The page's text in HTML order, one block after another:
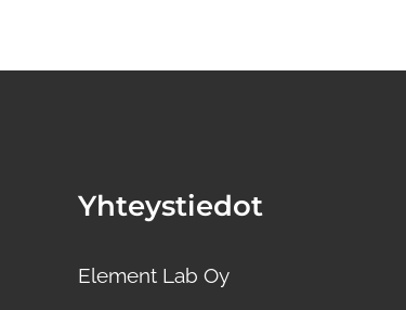
Yhteystiedot
Element Lab Oy